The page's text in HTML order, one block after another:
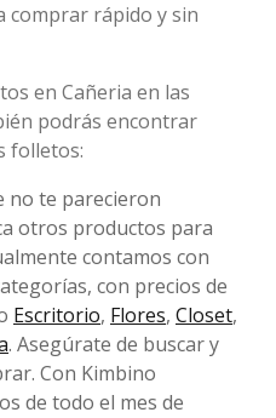
comprar rápido y sin
en Cañeria en las
podrás encontrar
folletos:
no te parecieron
otros productos para
contamos con
con precios de
Escritorio, Flores, Closet,
. Asegúrate de buscar y
Con Kimbino
de todo el mes de